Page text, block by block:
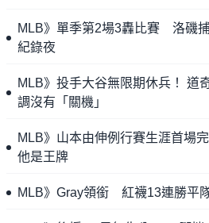
MLB》單季第2場3轟比賽 洛磯
紀錄夜
MLB》投手大谷無限期休兵！ 道
調沒有「關機」
MLB》山本由伸例行賽生涯首場
他是王牌
MLB》Gray領銜 紅襪13連勝平